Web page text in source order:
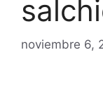
noviembre 6,